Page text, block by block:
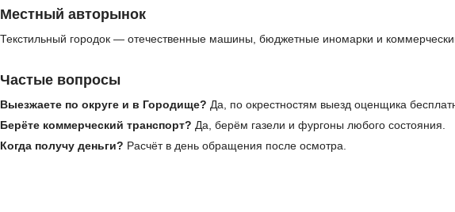
Местный авторынок
Текстильный городок — отечественные машины, бюджетные иномарки и
Частые вопросы
Выезжаете по округе и в Городище? Да, по окрестностям выезд оценщика
Берёте коммерческий транспорт? Да, берём газели и фургоны любого состояния.
Когда получу деньги? Расчёт в день обращения после осмотра.